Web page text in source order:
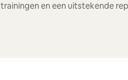
trainingen en een uitstekende